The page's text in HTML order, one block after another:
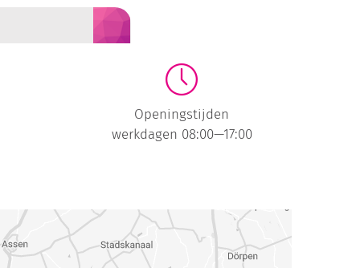
Openingstijden
werkdagen 08:00—17:00